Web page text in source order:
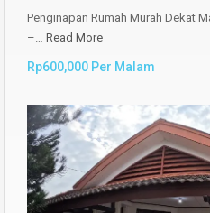
Penginapan Rumah Murah Dekat
–… Read More
Rp600,000 Per Malam